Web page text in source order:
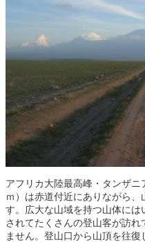
アフリカ大陸最高峰・タンザ
ｍ）は赤道付近にありながら
す。広大な山域を持つ山体に
されてたくさんの登山客が訪
ません。登山口から山頂を往